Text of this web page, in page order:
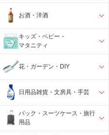
お酒・洋酒
キッズ・ベビー・
マタニティ
花・ガーデン・DIY
日用品雑貨・文房具・手芸
バック・スーツケース・旅行
用品